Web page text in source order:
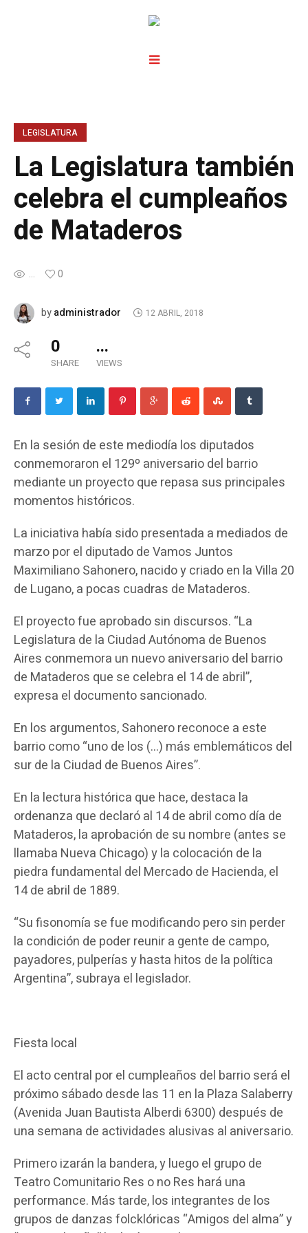
LEGISLATURA
La Legislatura también
celebra el cumpleaños
de Mataderos
... 0
byadministrador 12 ABRIL, 2018
0
SHARE
...
VIEWS
En la sesión de este mediodía los diputados
conmemoraron el 129º aniversario del barrio
mediante un proyecto que repasa sus principales
momentos históricos.
La iniciativa había sido presentada a mediados de
marzo por el diputado de Vamos Juntos
Maximiliano Sahonero, nacido y criado en la Villa 20
de Lugano, a pocas cuadras de Mataderos.
El proyecto fue aprobado sin discursos. “La
Legislatura de la Ciudad Autónoma de Buenos
Aires conmemora un nuevo aniversario del barrio
de Mataderos que se celebra el 14 de abril”,
expresa el documento sancionado.
En los argumentos, Sahonero reconoce a este
barrio como “uno de los (…) más emblemáticos del
sur de la Ciudad de Buenos Aires”.
En la lectura histórica que hace, destaca la
ordenanza que declaró al 14 de abril como día de
Mataderos, la aprobación de su nombre (antes se
llamaba Nueva Chicago) y la colocación de la
piedra fundamental del Mercado de Hacienda, el
14 de abril de 1889.
“Su fisonomía se fue modificando pero sin perder
la condición de poder reunir a gente de campo,
payadores, pulperías y hasta hitos de la política
Argentina”, subraya el legislador.
Fiesta local
El acto central por el cumpleaños del barrio será el
próximo sábado desde las 11 en la Plaza Salaberry
(Avenida Juan Bautista Alberdi 6300) después de
una semana de actividades alusivas al aniversario.
Primero izarán la bandera, y luego el grupo de
Teatro Comunitario Res o no Res hará una
performance. Más tarde, los integrantes de los
grupos de danzas folcklóricas “Amigos del alma” y